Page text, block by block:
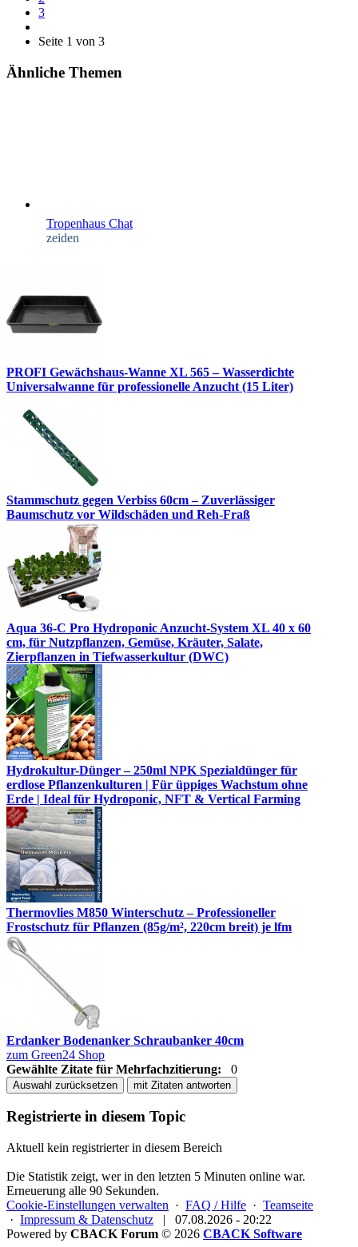
3
Seite 1 von 3
Ähnliche Themen
Tropenhaus Chat
zeiden
PROFI Gewächshaus-Wanne XL 565 – Wasserdichte
Universalwanne für professionelle Anzucht (15 Liter)
Stammschutz gegen Verbiss 60cm – Zuverlässiger
Baumschutz vor Wildschäden und Reh-Fraß
Aqua 36-C Pro Hydroponic Anzucht-System XL 40 x 60
cm, für Nutzpflanzen, Gemüse, Kräuter, Salate,
Zierpflanzen in Tiefwasserkultur (DWC)
Hydrokultur-Dünger – 250ml NPK Spezialdünger für
erdlose Pflanzenkulturen | Für üppiges Wachstum ohne
Erde | Ideal für Hydroponic, NFT & Vertical Farming
Thermovlies M850 Winterschutz – Professioneller
Frostschutz für Pflanzen (85g/m², 220cm breit) je lfm
Erdanker Bodenanker Schraubanker 40cm
zum Green24 Shop
Gewählte Zitate für Mehrfachzitierung:
0
Auswahl zurücksetzen mit Zitaten antworten
Registrierte in diesem Topic
Aktuell kein registrierter in diesem Bereich
Die Statistik zeigt, wer in den letzten 5 Minuten online war.
Erneuerung alle 90 Sekunden.
Cookie-Einstellungen verwalten · FAQ / Hilfe · Teamseite
· Impressum & Datenschutz |
07.08.2026 - 20:22
Powered by CBACK Forum © 2026 CBACK Software